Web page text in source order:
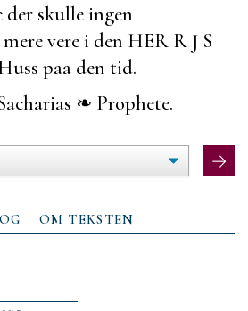
skulle ingen
vere i den HER R J S
paa den tid.
❧ Prophete.
OM TEKSTEN